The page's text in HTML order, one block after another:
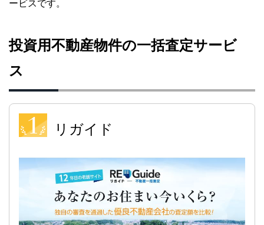
ービスです。
投資用不動産物件の一括査定サービ
ス
リガイド